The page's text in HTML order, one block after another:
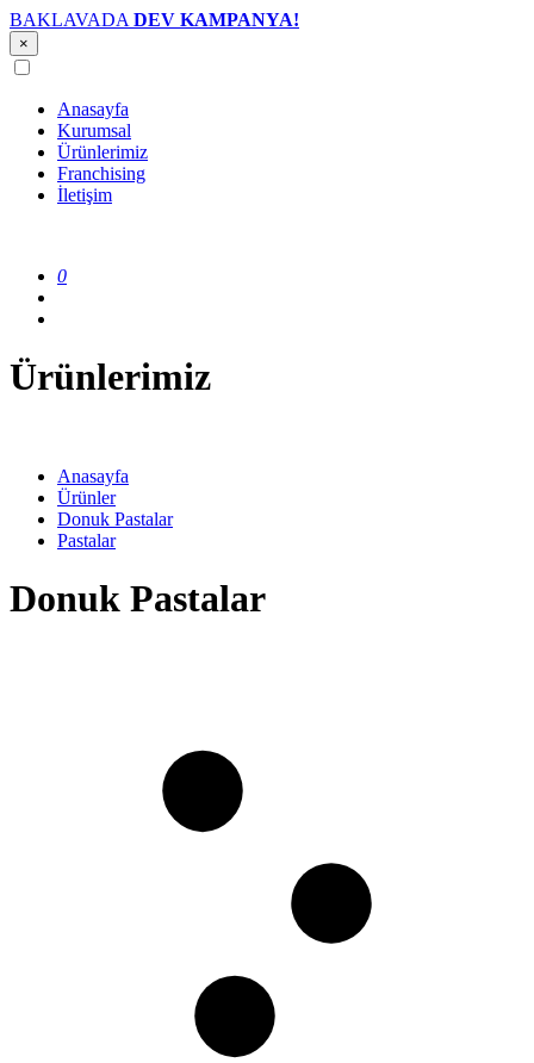
BAKLAVADA DEV KAMPANYA!
×
Anasayfa
Kurumsal
Ürünlerimiz
Franchising
İletişim
0
Ürünlerimiz
Anasayfa
Ürünler
Donuk Pastalar
Pastalar
Donuk Pastalar